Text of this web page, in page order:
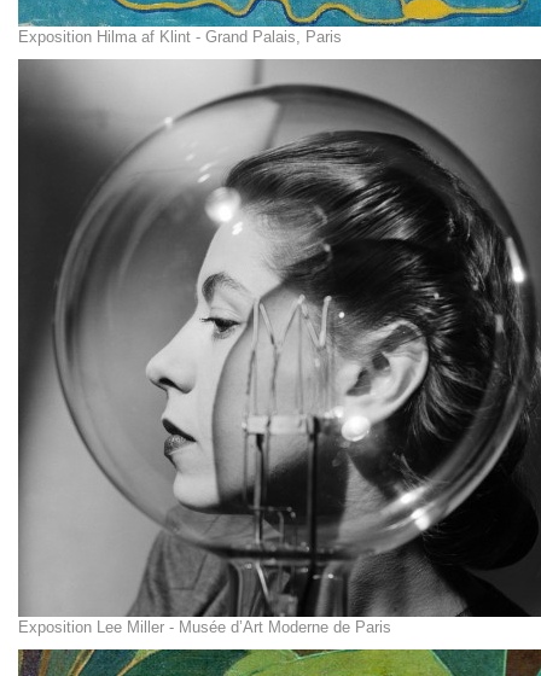
Exposition Hilma af Klint - Grand Palais, Paris
Exposition Lee Miller - Musée d’Art Moderne de Paris